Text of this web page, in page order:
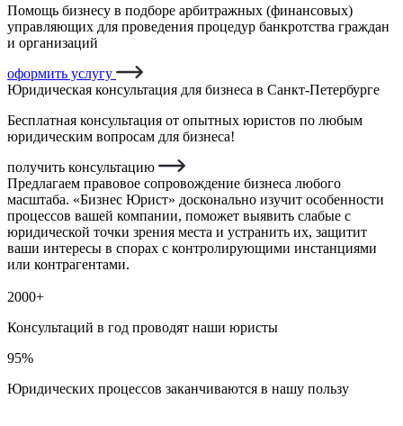
Помощь бизнесу в подборе арбитражных (финансовых)
управляющих для проведения процедур банкротства граждан
и организаций
оформить услугу
Юридическая консультация для бизнеса в Санкт-Петербурге
Бесплатная консультация от опытных юристов по любым
юридическим вопросам для бизнеса!
получить консультацию
Предлагаем правовое сопровождение бизнеса любого
масштаба. «Бизнес Юрист» досконально изучит особенности
процессов вашей компании, поможет выявить слабые с
юридической точки зрения места и устранить их, защитит
ваши интересы в спорах с контролирующими инстанциями
или контрагентами.
2000+
Консультаций в год проводят наши юристы
95%
Юридических процессов заканчиваются в нашу пользу